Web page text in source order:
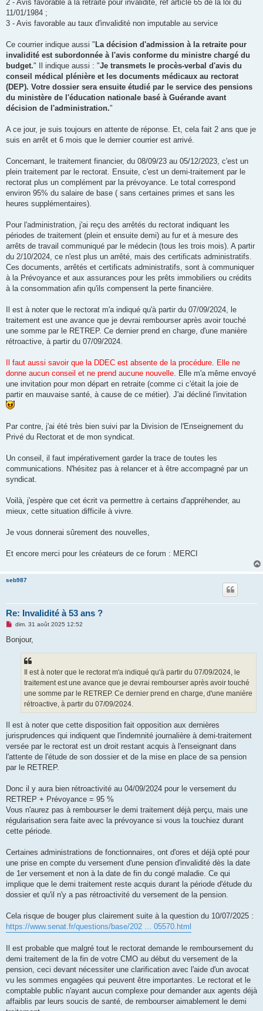
2 - Avis favorable à la retraite pour invalidité, réf article 65 de la loi du
11/01/1984 ;
3 - Avis favorable au taux d'invalidité non imputable au service
Ce courrier indique aussi " La décision d'admission à la retraite pour
invalidité est subordonnée à l'avis conforme du ministre chargé du
budget." Il indique aussi : "Je transmets le procès-verbal d'avis du
conseil médical plénière et les documents médicaux au rectorat
(DEP). Votre dossier sera ensuite étudié par le service des pensions
du ministère de l'éducation nationale basé à Guérande avant
décision de l'administration."
A ce jour, je suis toujours en attente de réponse. Et, cela fait 2 ans que je
suis en arrêt et 6 mois que le dernier courrier est arrivé.
Concernant, le traitement financier, du 08/09/23 au 05/12/2023, c'est un
plein traitement par le rectorat. Ensuite, c'est un demi-traitement par le
rectorat plus un complément par la prévoyance. Le total correspond
environ 95% du salaire de base ( sans certaines primes et sans les
heures supplémentaires).
Pour l'administration, j'ai reçu des arrêtés du rectorat indiquant les
périodes de traitement (plein et ensuite demi) au fur et à mesure des
arrêts de travail communiqué par le médecin (tous les trois mois). A partir
du 2/10/2024, ce n'est plus un arrêté, mais des certificats administratifs.
Ces documents, arrêtés et certificats administratifs, sont à communiquer
à la Prévoyance et aux assurances pour les prêts immobiliers ou crédits
à la consommation afin qu'ils compensent la perte financière.
Il est à noter que le rectorat m'a indiqué qu'à partir du 07/09/2024, le
traitement est une avance que je devrai rembourser après avoir touché
une somme par le RETREP. Ce dernier prend en charge, d'une manière
rétroactive, à partir du 07/09/2024.
Il faut aussi savoir que la DDEC est absente de la procédure
Elle ne
donne aucun conseil et ne prend aucune nouvelle . Elle m'a même envoyé
une invitation pour mon départ en retraite (comme ci c'était la joie de
partir en mauvaise santé, à cause de ce métier). J'ai décliné l'invitation
Par contre, j'ai été très bien suivi par la Division de l'Enseignement du
Privé du Rectorat et de mon syndicat.
Un conseil, il faut impérativement garder la trace de toutes les
communications. N'hésitez pas à relancer et à être accompagné par un
syndicat.
Voilà, j'espère que cet écrit va permettre à certains d'appréhender, au
mieux, cette situation difficile à vivre.
Je vous donnerai sûrement des nouvelles,
Et encore merci pour les créateurs de ce forum : MERCI
seb987
Re: Invalidité à 53 ans ?
M
s
dim. 31 août 2025 12:52
Bonjour,
Il est à noter que le rectorat m'a indiqué qu'à partir du 07/09/2024, le
traitement est une avance que je devrai rembourser après avoir touché
une somme par le RETREP. Ce dernier prend en charge, d'une manière
rétroactive, à partir du 07/09/2024.
Il est à noter que cette disposition fait opposition aux dernières
jurisprudences qui indiquent que l'indemnité journalière à demi-traitement
versée par le rectorat est un droit restant acquis à l'enseignant dans
l'attente de l'étude de son dossier et de la mise en place de sa pension
par le RETREP.
Donc il y aura bien rétroactivité au 04/09/2024 pour le versement du
RETREP + Prévoyance = 95 %
Vous n'aurez pas à rembourser le demi traitement déjà perçu, mais une
régularisation sera faite avec la prévoyance si vous la touchiez durant
cette période.
Certaines administrations de fonctionnaires, ont d'ores et déjà opté pour
une prise en compte du versement d'une pension d'invalidité dès la date
de 1er versement et non à la date de fin du congé maladie. Ce qui
implique que le demi traitement reste acquis durant la période d'étude du
dossier et qu'il n'y a pas rétroactivité du versement de la pension.
Cela risque de bouger plus clairement suite à la question du 10/07/2025 :
https://www.senat.fr/questions/base/202 ... 05570.html
Il est probable que malgré tout le rectorat demande le remboursement du
demi traitement de la fin de votre CMO au début du versement de la
pension, ceci devant nécessiter une clarification avec l'aide d'un avocat
vu les sommes engagées qui peuvent être importantes. Le rectorat et le
comptable public n'ayant aucun complexe pour demander aux agents déjà
affaiblis par leurs soucis de santé, de rembourser aimablement le demi